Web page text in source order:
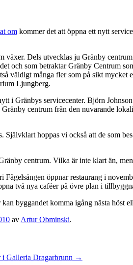
om kommer det att öppna ett nytt
Dels utvecklas ju Gränby
och som betraktar Gränby Centrum
väldigt många fler som på sikt
Ljungberg.
i Gränbys servicecenter. Björn
centrum från den nuvarande
hoppas vi också att de som
centrum. Vilka är inte klart än,
öppnar restaurang i
två nya caféer på övre plan i
byggandet komma igång nästa höst
av Artur Obminski.
Galleria Dragarbrunn →